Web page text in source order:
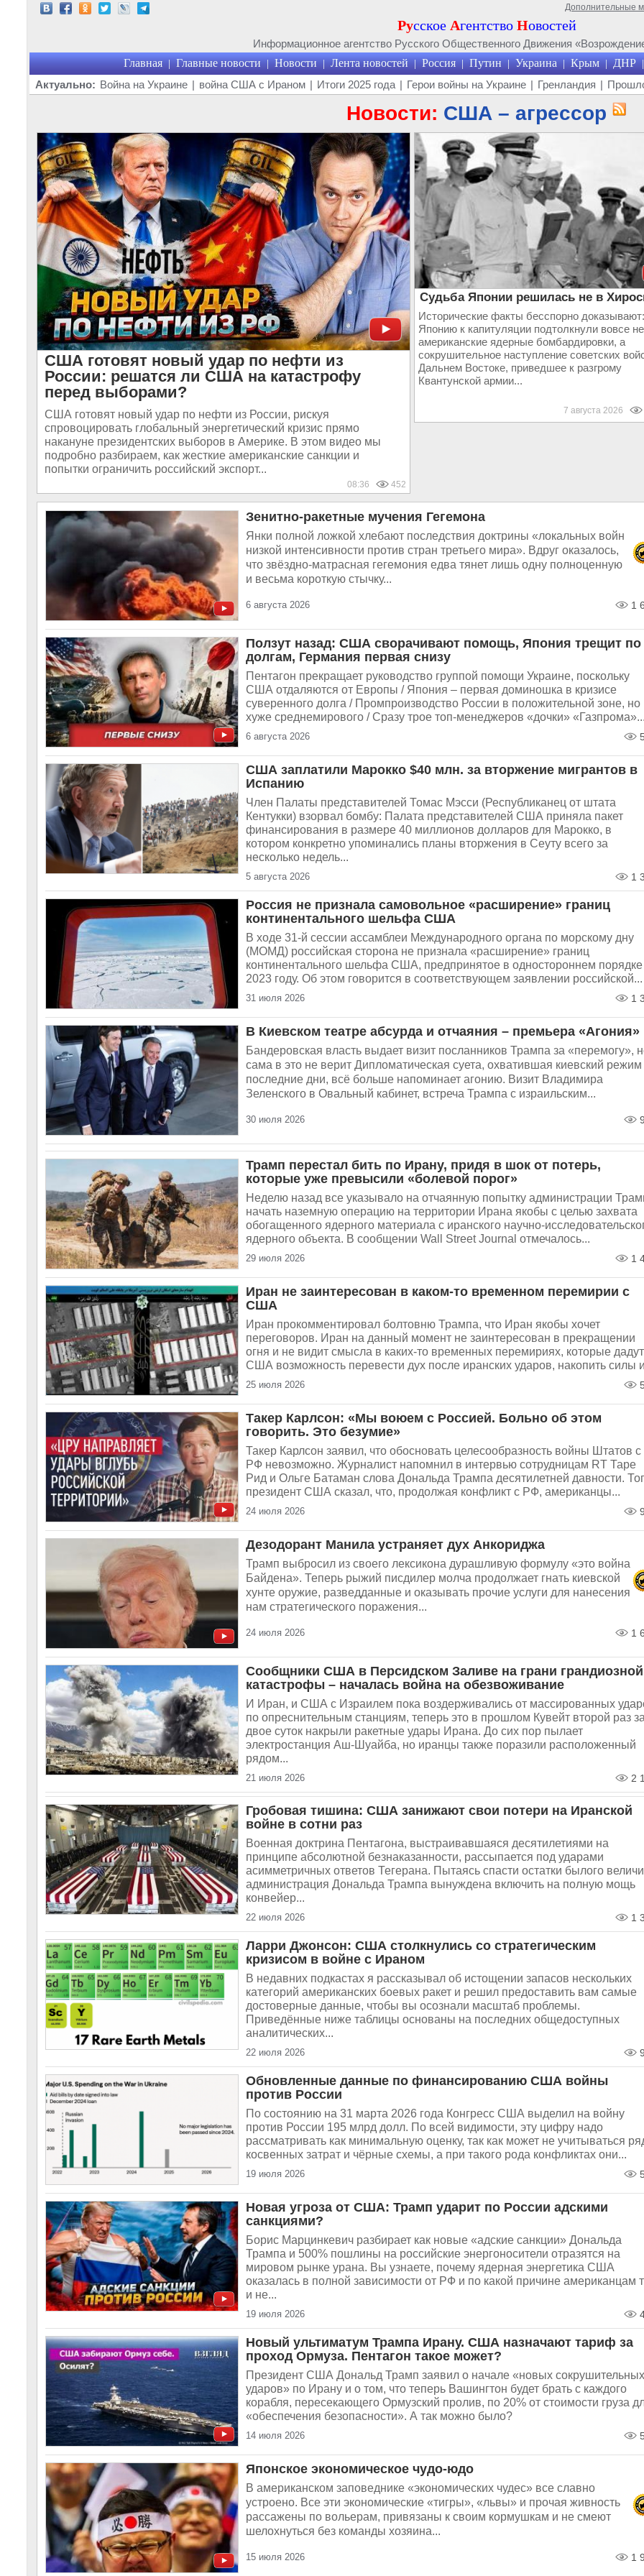
Дополнительные
Русское Агентство Новостей
Информационное агентство Русского Общественного Движения
Главная | Главные новости | Новости | Лента новостей | Россия | Путин | Украина | Крым | ДНР |
Актуально: Война на Украине | война США с Ираном | Итоги 2025 года | Герои войны на Украине | Гренландия |
Новости: США – агрессор
США готовят новый удар по нефти из
России: решатся ли США на катастрофу
перед выборами?
США готовят новый удар по нефти из России, рискуя
спровоцировать глобальный энергетический кризис прямо
накануне президентских выборов в Америке. В этом видео мы
подробно разбираем, как жесткие американские санкции и
попытки ограничить российский экспорт...
08:36 452
Судьба Японии решилась не в
Исторические факты бесспорно доказывают:
Японию к капитуляции подтолкнули вовсе не
американские ядерные бомбардировки, а
сокрушительное наступление советских
Дальнем Востоке, приведшее к разгрому
Квантунской армии...
7 августа 2026
Зенитно-ракетные мучения Гегемона
Янки полной ложкой хлебают последствия доктрины «локальных войн
низкой интенсивности против стран третьего мира». Вдруг оказалось,
что звёздно-матрасная гегемония едва тянет лишь одну полноценную
и весьма короткую стычку...
6 августа 2026 1
Ползут назад: США сворачивают помощь, Япония трещит по
долгам, Германия первая снизу
Пентагон прекращает руководство группой помощи Украине, поскольку
США отдаляются от Европы / Япония – первая доминошка в кризисе
суверенного долга / Промпроизводство России в положительной зоне, но
хуже среднемирового / Сразу трое топ-менеджеров «дочки»
6 августа 2026
США заплатили Марокко $40 млн. за вторжение мигрантов в
Испанию
Член Палаты представителей Томас Мэсси (Республиканец от штата
Кентукки) взорвал бомбу: Палата представителей США приняла пакет
финансирования в размере 40 миллионов долларов для Марокко, в
котором конкретно упоминались планы вторжения в Сеуту всего за
несколько недель...
5 августа 2026 1
Россия не признала самовольное «расширение» границ
континентального шельфа США
В ходе 31-й сессии ассамблеи Международного органа по морскому дну
(МОМД) российская сторона не признала «расширение» границ
континентального шельфа США, предпринятое в одностороннем
2023 году. Об этом говорится в соответствующем заявлении российской...
31 июля 2026 1
В Киевском театре абсурда и отчаяния – премьера «Агония»
Бандеровская власть выдает визит посланников Трампа за «перемогу»,
сама в это не верит Дипломатическая суета, охватившая киевский режим
последние дни, всё больше напоминает агонию. Визит Владимира
Зеленского в Овальный кабинет, встреча Трампа с израильским...
30 июля 2026
Трамп перестал бить по Ирану, придя в шок от потерь,
которые уже превысили «болевой порог»
Неделю назад все указывало на отчаянную попытку администрации
начать наземную операцию на территории Ирана якобы с целью захвата
обогащенного ядерного материала с иранского научно-
ядерного объекта. В сообщении Wall Street Journal отмечалось...
29 июля 2026 1
Иран не заинтересован в каком-то временном перемирии с
США
Иран прокомментировал болтовню Трампа, что Иран якобы хочет
переговоров. Иран на данный момент не заинтересован в прекращении
огня и не видит смысла в каких-то временных перемириях, которые дадут
США возможность перевести дух после иранских ударов, накопить силы
25 июля 2026
Такер Карлсон: «Мы воюем с Россией. Больно об этом
говорить. Это безумие»
Такер Карлсон заявил, что обосновать целесообразность войны Штатов с
РФ невозможно. Журналист напомнил в интервью сотрудницам RT Таре
Рид и Ольге Батаман слова Дональда Трампа десятилетней давности.
президент США сказал, что, продолжая конфликт с РФ, американцы...
24 июля 2026
Дезодорант Манила устраняет дух Анкориджа
Трамп выбросил из своего лексикона дурашливую формулу «это война
Байдена». Теперь рыжий писдилер молча продолжает гнать киевской
хунте оружие, разведданные и оказывать прочие услуги для нанесения
нам стратегического поражения...
24 июля 2026 1
Сообщники США в Персидском Заливе на грани грандиозной
катастрофы – началась война на обезвоживание
И Иран, и США с Израилем пока воздерживались от массированных
по опреснительным станциям, теперь это в прошлом Кувейт второй раз
двое суток накрыли ракетные удары Ирана. До сих пор пылает
электростанция Аш-Шуайба, но иранцы также поразили расположенный
рядом...
21 июля 2026 2
Гробовая тишина: США занижают свои потери на Иранской
войне в сотни раз
Военная доктрина Пентагона, выстраивавшаяся десятилетиями на
принципе абсолютной безнаказанности, рассыпается под ударами
асимметричных ответов Тегерана. Пытаясь спасти остатки былого
администрация Дональда Трампа вынуждена включить на полную мощь
конвейер...
22 июля 2026 1
Ларри Джонсон: США столкнулись со стратегическим
кризисом в войне с Ираном
В недавних подкастах я рассказывал об истощении запасов нескольких
категорий американских боевых ракет и решил предоставить вам самые
достоверные данные, чтобы вы осознали масштаб проблемы.
Приведённые ниже таблицы основаны на последних общедоступных
аналитических...
22 июля 2026
Обновленные данные по финансированию США войны
против России
По состоянию на 31 марта 2026 года Конгресс США выделил на войну
против России 195 млрд долл. По всей видимости, эту цифру надо
рассматривать как минимальную оценку, так как может не учитываться
косвенных затрат и чёрные схемы, а при такого рода конфликтах они...
19 июля 2026
Новая угроза от США: Трамп ударит по России адскими
санкциями?
Борис Марцинкевич разбирает как новые «адские санкции» Дональда
Трампа и 500% пошлины на российские энергоносители отразятся на
мировом рынке урана. Вы узнаете, почему ядерная энергетика США
оказалась в полной зависимости от РФ и по какой причине американцам
и не...
19 июля 2026
Новый ультиматум Трампа Ирану. США назначают тариф за
проход Ормуза. Пентагон такое может?
Президент США Дональд Трамп заявил о начале «новых сокрушительных
ударов» по Ирану и о том, что теперь Вашингтон будет брать с каждого
корабля, пересекающего Ормузский пролив, по 20% от стоимости груза
«обеспечения безопасности». А так можно было?
14 июля 2026
Японское экономическое чудо-юдо
В американском заповеднике «экономических чудес» все славно
устроено. Все эти экономические «тигры», «львы» и прочая живность
рассажены по вольерам, привязаны к своим кормушкам и не смеют
шелохнуться без команды хозяина...
15 июля 2026 1